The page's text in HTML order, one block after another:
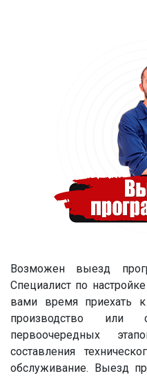
Возможен выезд
Специалист по
вами время приехать
производство или
первоочередных
составления
обслуживание. Выезд